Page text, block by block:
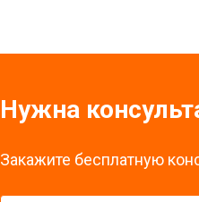
Нужна
Закажите бесплатную